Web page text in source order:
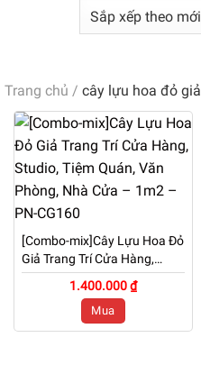
Trang chủ / cây lựu hoa đỏ giả
[Combo-mix]Cây Lựu Hoa Đỏ
Giả Trang Trí Cửa Hàng,
Studio, Tiệm Quán, Văn
Phòng, Nhà Cửa – 1m2 –
1.400.000 ₫
Mua